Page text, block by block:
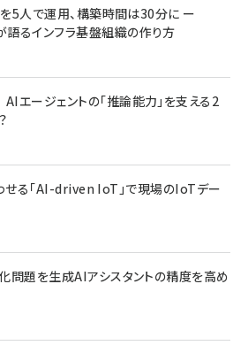
5人で運用、構築時間は30分に ー
るインフラ基盤組織の作り方
エージェントの「推論能力」を支える2
る「AI-driven IoT」で現場のIoTデー
問題を生成AIアシスタントの精度を高め